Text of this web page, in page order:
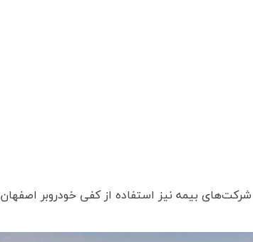
بیمه نیز استفاده از کفی خودروبر اصفهان